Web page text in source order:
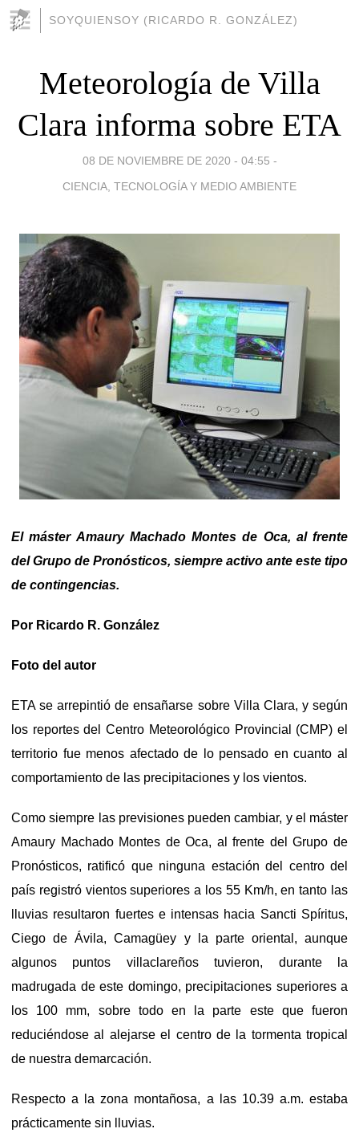
SOYQUIENSOY (RICARDO R. GONZÁLEZ)
Meteorología de Villa
Clara informa sobre ETA
08 DE NOVIEMBRE DE 2020 - 04:55 -
CIENCIA, TECNOLOGÍA Y MEDIO AMBIENTE
El máster Amaury Machado Montes de Oca, al frente
del Grupo de Pronósticos, siempre activo ante este tipo
de contingencias.
Por Ricardo R. González
Foto del autor
ETA se arrepintió de ensañarse sobre Villa Clara, y según
los reportes del Centro Meteorológico Provincial (CMP) el
territorio fue menos afectado de lo pensado en cuanto al
comportamiento de las precipitaciones y los vientos.
Como siempre las previsiones pueden cambiar, y el máster
Amaury Machado Montes de Oca, al frente del Grupo de
Pronósticos, ratificó que ninguna estación del centro del
país registró vientos superiores a los 55 Km/h, en tanto las
lluvias resultaron fuertes e intensas hacia Sancti Spíritus,
Ciego de Ávila, Camagüey y la parte oriental, aunque
algunos puntos villaclareños tuvieron, durante la
madrugada de este domingo, precipitaciones superiores a
los 100 mm, sobre todo en la parte este que fueron
reduciéndose al alejarse el centro de la tormenta tropical
de nuestra demarcación.
Respecto a la zona montañosa, a las 10.39 a.m. estaba
prácticamente sin lluvias.